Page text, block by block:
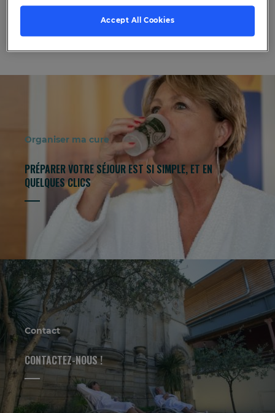
Organiser ma cure
PRÉPARER VOTRE SÉJOUR EST SI SIMPLE, ET EN
QUELQUES CLICS
Contact
CONTACTEZ-NOUS !
Accept All Cookies